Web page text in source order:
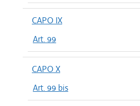
CAPO IX
Art. 99
CAPO X
Art. 99 bis